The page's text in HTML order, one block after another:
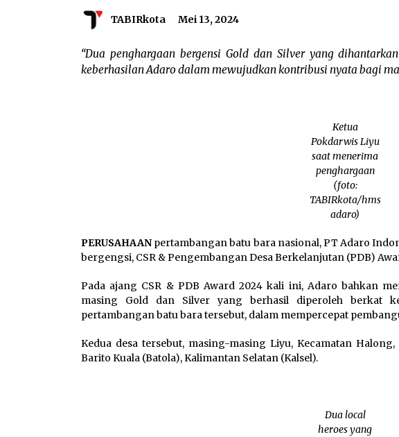
TABIRkota Mei 13, 2024
“Dua penghargaan bergensi Gold dan Silver yang
keberhasilan Adaro dalam mewujudkan kontribusi nyata bagi
Ketua
Pokdarwis Liyu
saat menerima
penghargaan
(foto:
TABIRkota/hms
adaro)
PERUSAHAAN pertambangan batu bara nasional, PT Adaro
bergengsi, CSR & Pengembangan Desa Berkelanjutan (PDB)
Pada ajang CSR & PDB Award 2024 kali ini, Adaro bahkan
masing Gold dan Silver yang berhasil diperoleh berkat
pertambangan batu bara tersebut, dalam mempercepat
Kedua desa tersebut, masing-masing Liyu, Kecamatan
Barito Kuala (Batola), Kalimantan Selatan (Kalsel).
Dua local
heroes yang